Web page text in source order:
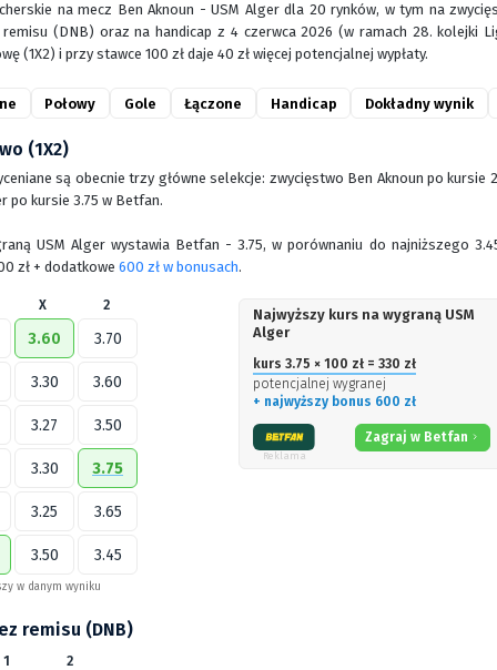
na mecz Ben Aknoun - USM Alger dla 20 rynków, w tym na
(DNB) oraz na handicap z 4 czerwca 2026 (w ramach 28. kolejki
(1X2) i przy stawce 100 zł daje 40 zł więcej potencjalnej wypłaty.
Połowy Gole Łączone Handicap Dokładny wynik
(1X2)
są obecnie trzy główne selekcje: zwycięstwo Ben Aknoun po kursie
po kursie 3.75 w Betfan.
USM Alger wystawia Betfan - 3.75, w porównaniu do najniższego
zł + dodatkowe 600 zł w bonusach.
X 2
3.60 3.70
3.30 3.60
3.27 3.50
3.30 3.75
3.25 3.65
3.50 3.45
w danym wyniku
Najwyższy kurs na wygraną USM
Alger
kurs 3.75 × 100 zł = 330 zł
potencjalnej wygranej
+ najwyższy bonus 600 zł
Zagraj w Betfan
Reklama
remisu (DNB)
1 2